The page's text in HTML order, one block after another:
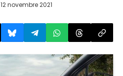
12 novembre 2021